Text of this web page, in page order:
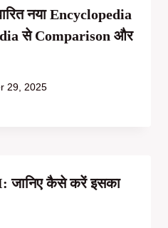
नया Encyclopedia
से Comparison और
29, 2025
जानिए कैसे करें इसका